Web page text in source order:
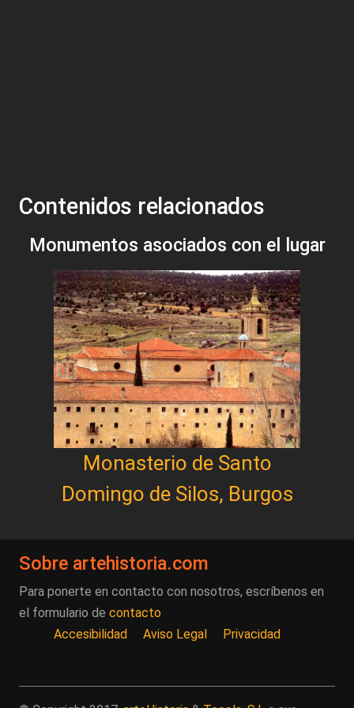
Contenidos relacionados
Monumentos asociados con el lugar
Monasterio de Santo
Domingo de Silos, Burgos
Sobre artehistoria.com
Para ponerte en contacto con nosotros, escríbenos en
el formulario de contacto
Accesibilidad
Aviso Legal Privacidad